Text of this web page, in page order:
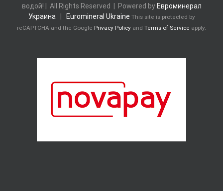
водой! | All Rights Reserved | Powered by Евроминерал
Украина
Euromineral Ukraine This site is protected by
reCAPTCHA and the Google Privacy Policy and Terms of Service apply.